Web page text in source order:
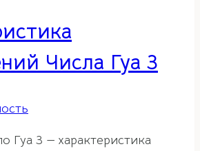
Числа Гуа 3
Гуа 3 — характеристика